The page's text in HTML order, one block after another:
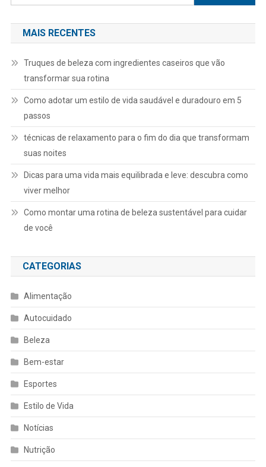
por:
MAIS RECENTES
Truques de beleza com ingredientes caseiros que vão
transformar sua rotina
Como adotar um estilo de vida saudável e duradouro em 5
passos
técnicas de relaxamento para o fim do dia que transformam
suas noites
Dicas para uma vida mais equilibrada e leve: descubra como
viver melhor
Como montar uma rotina de beleza sustentável para cuidar
de você
CATEGORIAS
Alimentação
Autocuidado
Beleza
Bem-estar
Esportes
Estilo de Vida
Notícias
Nutrição